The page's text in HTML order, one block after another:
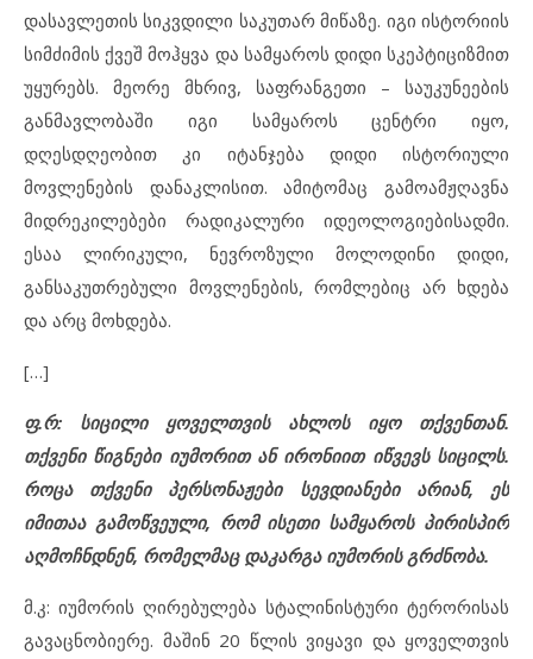
დასავლეთის სიკვდილი საკუთარ მიწაზე. იგი ისტორიის
სიმძიმის ქვეშ მოჰყვა და სამყაროს დიდი სკეპტიციზმით
უყურებს. მეორე მხრივ, საფრანგეთი – საუკუნეების
განმავლობაში იგი სამყაროს ცენტრი იყო,
დღესდღეობით კი იტანჯება დიდი ისტორიული
მოვლენების დანაკლისით. ამიტომაც გამოამჟღავნა
მიდრეკილებები რადიკალური იდეოლოგიებისადმი.
ესაა ლირიკული, ნევროზული მოლოდინი დიდი,
განსაკუთრებული მოვლენების, რომლებიც არ ხდება
და არც მოხდება.
[…]
ფ.რ: სიცილი ყოველთვის ახლოს იყო თქვენთან.
თქვენი წიგნები იუმორით ან ირონიით იწვევს სიცილს.
როცა თქვენი პერსონაჟები სევდიანები არიან, ეს
იმითაა გამოწვეული, რომ ისეთი სამყაროს პირისპირ
აღმოჩნდნენ, რომელმაც დაკარგა იუმორის გრძნობა.
მ.კ: იუმორის ღირებულება სტალინისტური ტერორისას
გავაცნობიერე. მაშინ 20 წლის ვიყავი და ყოველთვის